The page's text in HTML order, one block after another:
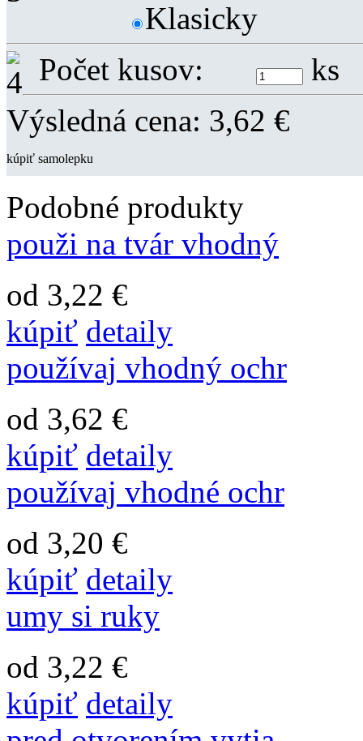
Klasicky
Počet kusov:
ks
Výsledná cena: 3,62 €
kúpiť samolepku
Podobné produkty
použi na tvár vhodný
od 3,22 €
kúpiť detaily
používaj vhodný ochr
od 3,62 €
kúpiť detaily
používaj vhodné ochr
od 3,20 €
kúpiť detaily
umy si ruky
od 3,22 €
kúpiť detaily